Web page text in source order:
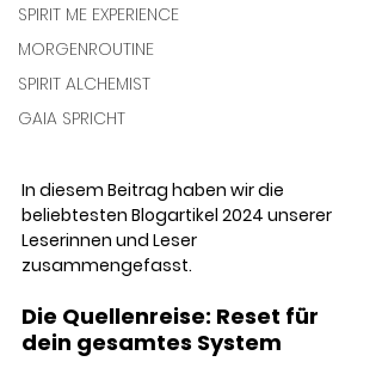
SPIRIT ME EXPERIENCE
MORGENROUTINE
SPIRIT ALCHEMIST
GAIA SPRICHT
In diesem Beitrag haben wir die
beliebtesten Blogartikel 2024 unserer
Leserinnen und Leser
zusammengefasst.
Die Quellenreise: Reset für
dein gesamtes System